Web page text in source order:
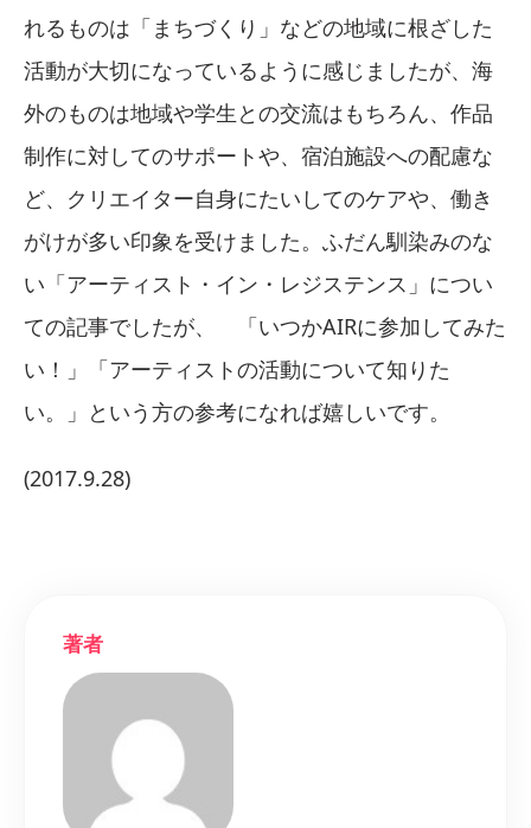
れるものは「まちづくり」などの地域に根ざした
活動が大切になっているように感じましたが、海
外のものは地域や学生との交流はもちろん、作品
制作に対してのサポートや、宿泊施設への配慮な
ど、クリエイター自身にたいしてのケアや、働き
がけが多い印象を受けました。ふだん馴染みのな
い「アーティスト・イン・レジステンス」につい
ての記事でしたが、 「いつかAIRに参加してみた
い！」「アーティストの活動について知りた
い。」という方の参考になれば嬉しいです。
(2017.9.28)
著者